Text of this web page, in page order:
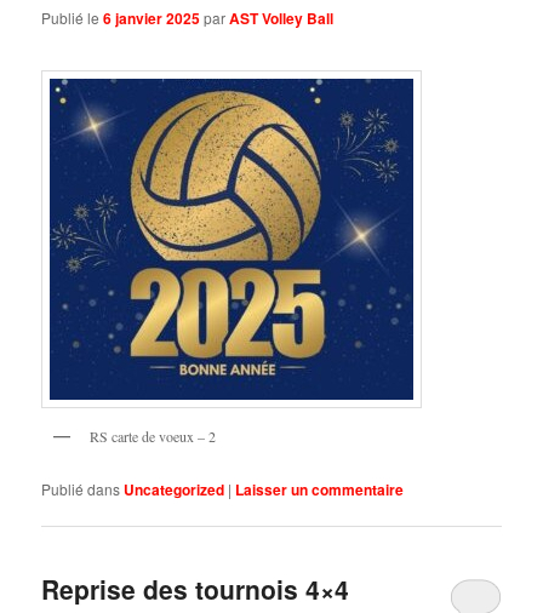
Publié le6 janvier 2025parAST Volley Ball
RS carte de voeux – 2
Publié dans Uncategorized | Laisser un commentaire
Reprise des tournois 4×4